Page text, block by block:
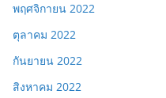
พฤศจิกายน 2022
ตุลาคม 2022
กันยายน 2022
สิงหาคม 2022